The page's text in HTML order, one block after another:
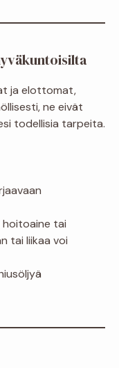
ja elottomat,
ne eivät
todellisia tarpeita.
hoitoaine tai
tai liikaa voi